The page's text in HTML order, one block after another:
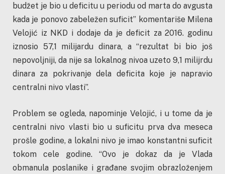
budžet je bio u deficitu u periodu od marta do avgusta
kada je ponovo zabeležen suficit” komentariše Milena
Velojić iz NKD i dodaje da je deficit za 2016. godinu
iznosio 57,1 milijardu dinara, a “rezultat bi bio još
nepovoljniji, da nije sa lokalnog nivoa uzeto 9,1 milijrdu
dinara za pokrivanje dela deficita koje je napravio
centralni nivo vlasti”.
Problem se ogleda, napominje Velojić, i u tome da je
centralni nivo vlasti bio u suficitu prva dva meseca
prošle godine, a lokalni nivo je imao konstantni suficit
tokom cele godine. “Ovo je dokaz da je Vlada
obmanula poslanike i građane svojim obrazloženjem